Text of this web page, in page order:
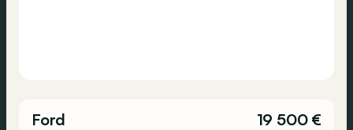
Ford
19 500 €